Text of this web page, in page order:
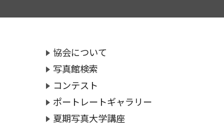
協会について
写真館検索
コンテスト
ポートレートギャラリー
夏期写真大学講座